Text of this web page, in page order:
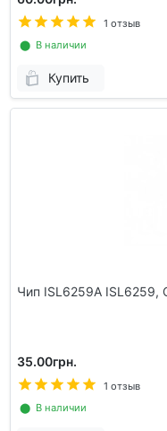
1 отзыв
⬤ В наличии
Купить
Чип ISL6259A ISL6259,
35.00грн.
1 отзыв
⬤ В наличии